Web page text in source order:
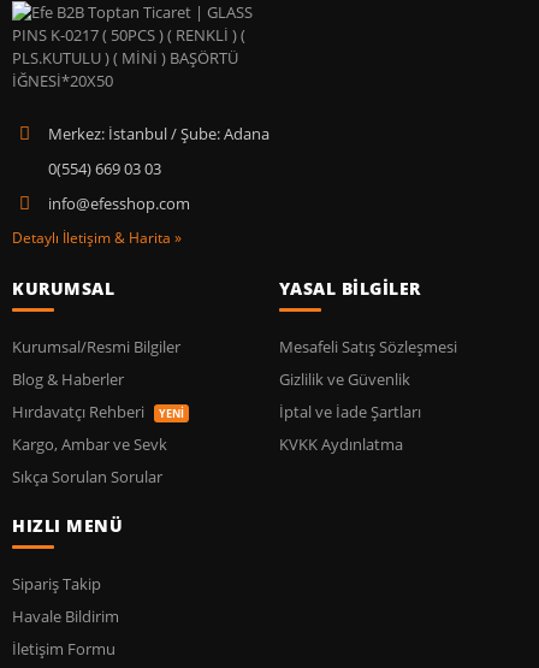
Merkez: İstanbul / Şube: Adana
0(554) 669 03 03
info@efesshop.com
Detaylı İletişim & Harita »
KURUMSAL
Kurumsal/Resmi Bilgiler
Blog & Haberler
Hırdavatçı Rehberi
YENİ
Kargo, Ambar ve Sevk
Sıkça Sorulan Sorular
YASAL BİLGİLER
Mesafeli Satış Sözleşmesi
Gizlilik ve Güvenlik
İptal ve İade Şartları
KVKK Aydınlatma
HIZLI MENÜ
Sipariş Takip
Havale Bildirim
İletişim Formu